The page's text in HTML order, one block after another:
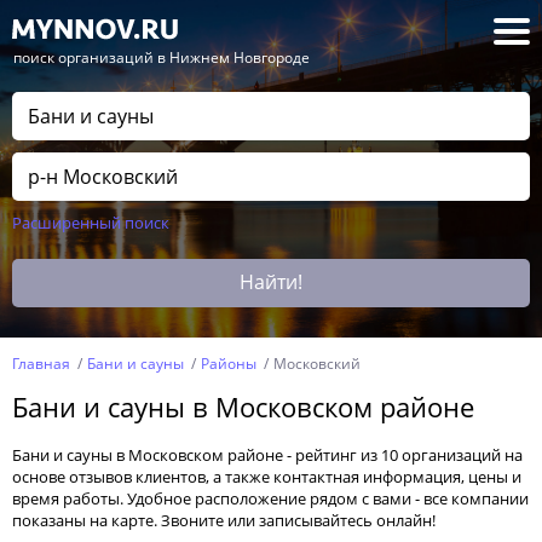
— поиск организаций в Нижнем Новгороде
Расширенный поиск
Найти!
Главная Бани и сауны Районы Московский
Бани и сауны в Московском районе
Бани и сауны в Московском районе - рейтинг из 10 организаций на
основе отзывов клиентов, а также контактная информация, цены и
время работы. Удобное расположение рядом с вами - все компании
показаны на карте. Звоните или записывайтесь онлайн!